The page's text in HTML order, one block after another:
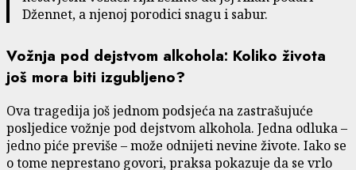
Džennet, a njenoj porodici snagu i sabur.
Vožnja pod dejstvom alkohola: Koliko života
još mora biti izgubljeno?
Ova tragedija još jednom podsjeća na zastrašujuće
posljedice vožnje pod dejstvom alkohola. Jedna odluka –
jedno piće previše – može odnijeti nevine živote. Iako se
o tome neprestano govori, praksa pokazuje da se vrlo